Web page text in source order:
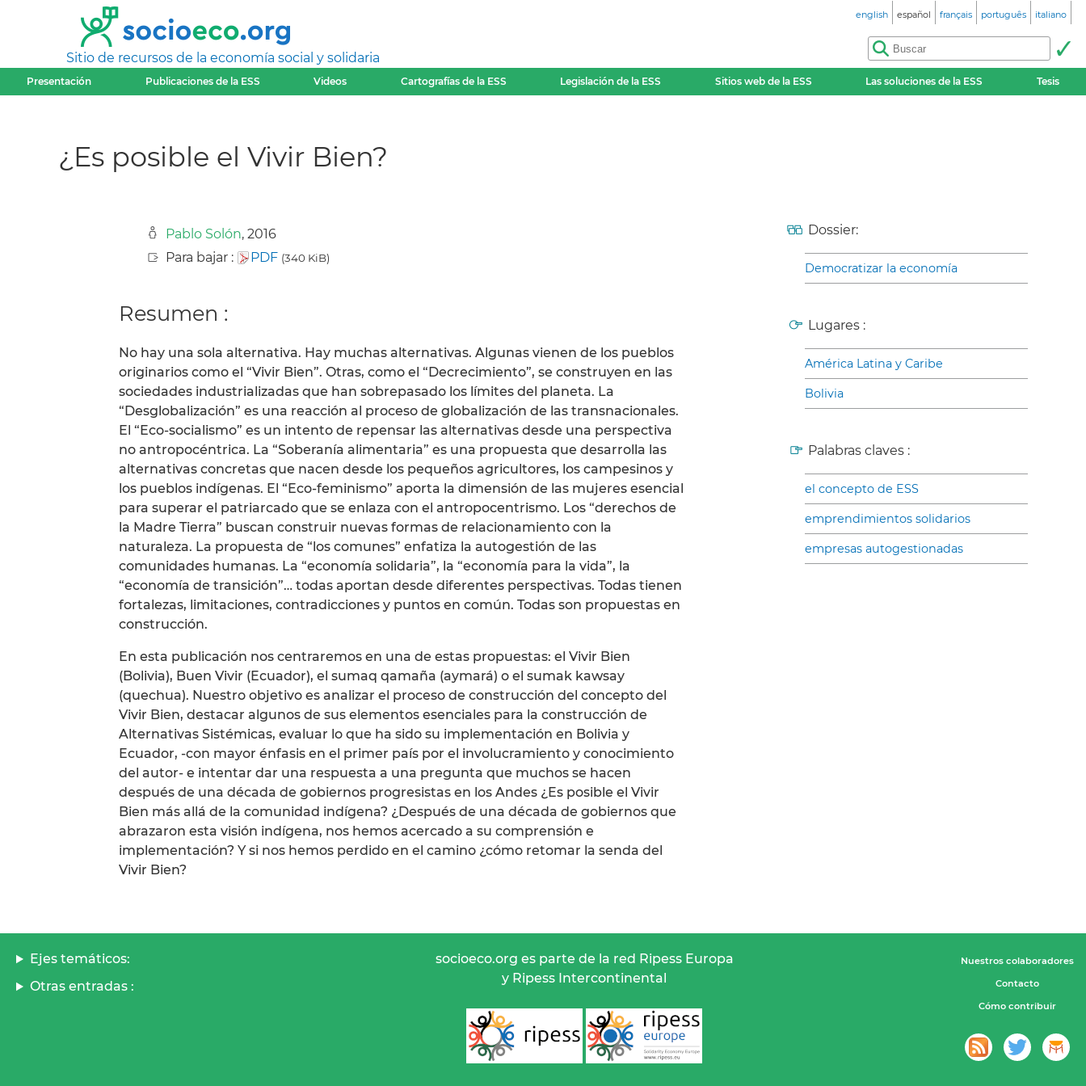
Sitio de recursos de la economía social y solidaria
english español français português italiano
Presentación Publicaciones de la ESS Videos Cartografías de la ESS Legislación de la ESS Sitios web de la ESS Las soluciones de la ESS Tesis
¿Es posible el Vivir Bien?
Pablo Solón, 2016
Para bajar :
PDF (340 KiB)
Resumen :
No hay una sola alternativa. Hay muchas alternativas. Algunas vienen de los pueblos
originarios como el “Vivir Bien”. Otras, como el “Decrecimiento”, se construyen en las
sociedades industrializadas que han sobrepasado los límites del planeta. La
“Desglobalización” es una reacción al proceso de globalización de las transnacionales.
El “Eco-socialismo” es un intento de repensar las alternativas desde una perspectiva
no antropocéntrica. La “Soberanía alimentaria” es una propuesta que desarrolla las
alternativas concretas que nacen desde los pequeños agricultores, los campesinos y
los pueblos indígenas. El “Eco-feminismo” aporta la dimensión de las mujeres esencial
para superar el patriarcado que se enlaza con el antropocentrismo. Los “derechos de
la Madre Tierra” buscan construir nuevas formas de relacionamiento con la
naturaleza. La propuesta de “los comunes” enfatiza la autogestión de las
comunidades humanas. La “economía solidaria”, la “economía para la vida”, la
“economía de transición”… todas aportan desde diferentes perspectivas. Todas tienen
fortalezas, limitaciones, contradicciones y puntos en común. Todas son propuestas en
construcción.
En esta publicación nos centraremos en una de estas propuestas: el Vivir Bien
(Bolivia), Buen Vivir (Ecuador), el sumaq qamaña (aymará) o el sumak kawsay
(quechua). Nuestro objetivo es analizar el proceso de construcción del concepto del
Vivir Bien, destacar algunos de sus elementos esenciales para la construcción de
Alternativas Sistémicas, evaluar lo que ha sido su implementación en Bolivia y
Ecuador, -con mayor énfasis en el primer país por el involucramiento y conocimiento
del autor- e intentar dar una respuesta a una pregunta que muchos se hacen
después de una década de gobiernos progresistas en los Andes ¿Es posible el Vivir
Bien más allá de la comunidad indígena? ¿Después de una década de gobiernos que
abrazaron esta visión indígena, nos hemos acercado a su comprensión e
implementación? Y si nos hemos perdido en el camino ¿cómo retomar la senda del
Vivir Bien?
Dossier:
Democratizar la economía
Lugares :
América Latina y Caribe
Bolivia
Palabras claves :
el concepto de ESS
emprendimientos solidarios
empresas autogestionadas
Ejes temáticos:
Otras entradas :
socioeco.org es parte de la red Ripess Europa
y Ripess Intercontinental
Nuestros colaboradores
Contacto
Cómo contribuir